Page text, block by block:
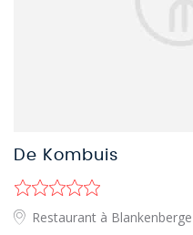
De Kombuis
Restaurant à Blankenberge